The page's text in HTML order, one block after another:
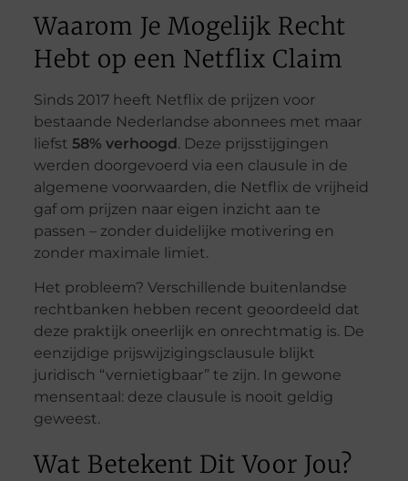
Waarom Je Mogelijk Recht
Hebt op een Netflix Claim
Sinds 2017 heeft Netflix de prijzen voor
bestaande Nederlandse abonnees met maar
liefst 58% verhoogd. Deze prijsstijgingen
werden doorgevoerd via een clausule in de
algemene voorwaarden, die Netflix de vrijheid
gaf om prijzen naar eigen inzicht aan te
passen – zonder duidelijke motivering en
zonder maximale limiet.
Het probleem? Verschillende buitenlandse
rechtbanken hebben recent geoordeeld dat
deze praktijk oneerlijk en onrechtmatig is. De
eenzijdige prijswijzigingsclausule blijkt
juridisch “vernietigbaar” te zijn. In gewone
mensentaal: deze clausule is nooit geldig
geweest.
Wat Betekent Dit Voor Jou?